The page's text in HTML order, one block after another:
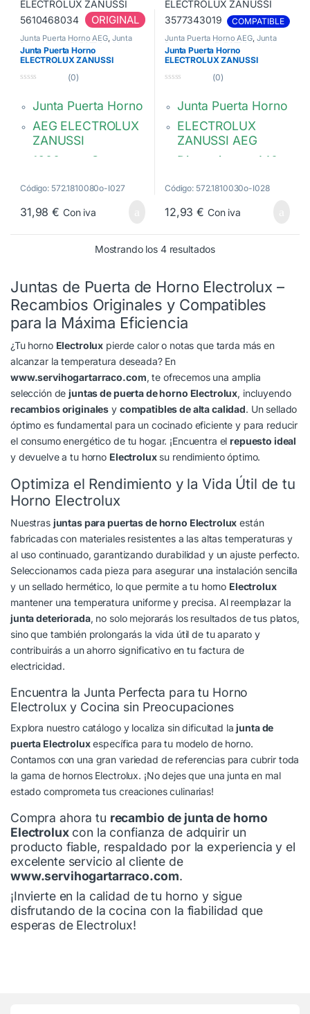
ORIGINAL
Junta Puerta Horno AEG, Junta
Puerta Horno ELECTROLUX
Puerta Horno ZANUSSI
Junta Puerta Horno
ELECTROLUX ZANUSSI
e
(0)
Junta Puerta Horno
AEG ELECTROLUX
ZANUSSI
1600 mm. Grueso:
ganchos.
Calidad Original
5610468034
Código: 572.1810080o-I027
31,98€ Con iva
COMPATIBLE
Junta Puerta Horno AEG, Junta
Puerta Horno ELECTROLUX
Puerta Horno ZANUSSI
Junta Puerta Horno
ELECTROLUX ZANUSSI
e
(0)
Junta Puerta Horno
ELECTROLUX
ZANUSSI AEG
Dimensiones: 440 x
3577343019,
3577352010
Código: 572.1810030o-I028
12,93€ Con iva
Mostrando los 4 resultadosOrdenado por
Juntas de Puerta de Horno Electrolux –
Recambios Originales y Compatibles
para la Máxima Eficiencia
¿Tu horno Electrolux pierde calor o notas que tarda más en
alcanzar la temperatura deseada? En
www.servihogartarraco.com, te ofrecemos una amplia
selección dejuntas de puerta de horno Electrolux, incluyendo
recambios originales y compatibles de alta calidad. Un sellado
óptimo es fundamental para un cocinado eficiente y para reducir
el consumo energético de tu hogar. ¡Encuentra elrepuesto ideal
y devuelve a tu horno Electroluxsu rendimiento óptimo.
Optimiza el Rendimiento y la Vida Útil de tu
Horno Electrolux
Nuestras juntas para puertas de horno Electrolux están
fabricadas con materiales resistentes a las altas temperaturas y
al uso continuado, garantizando durabilidad y un ajuste perfecto.
Seleccionamos cada pieza para asegurar una instalación sencilla
y un sellado hermético, lo que permite a tu horno Electrolux
mantener una temperatura uniforme y precisa. Al reemplazar la
junta deteriorada, no solo mejorarás los resultados de tus platos,
sino que también prolongarás la vida útil de tu aparato y
contribuirás a un ahorro significativo en tu factura de
electricidad.
Encuentra la Junta Perfecta para tu Horno
Electrolux y Cocina sin Preocupaciones
Explora nuestro catálogo y localiza sin dificultad lajunta de
puerta Electroluxespecífica para tu modelo de horno.
Contamos con una gran variedad de referencias para cubrir toda
la gama de hornos Electrolux. ¡No dejes que una junta en mal
estado comprometa tus creaciones culinarias!
Compra ahora tu recambio de junta de horno
Electroluxcon la confianza de adquirir un
producto fiable, respaldado por la experiencia y el
excelente servicio al cliente de
www.servihogartarraco.com.
¡Invierte en la calidad de tu horno y sigue
disfrutando de la cocina con la fiabilidad que
esperas de Electrolux!